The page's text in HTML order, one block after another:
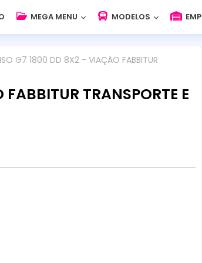
MEGA MENU MODELOS
G7 1800 DD 8X2 - VIAÇÃO FABBITUR
TRANSPORTE E